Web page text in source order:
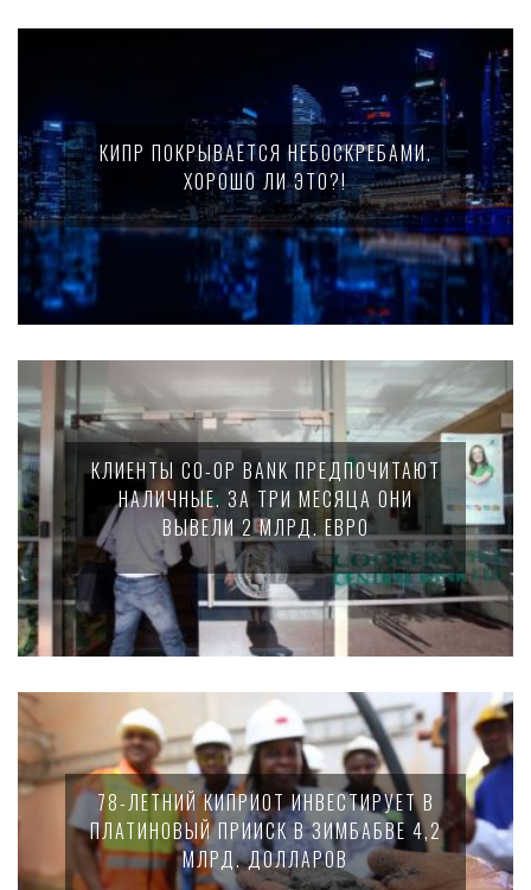
КИПР ПОКРЫВАЕТСЯ НЕБОСКРЕБАМИ.
ХОРОШО ЛИ ЭТО?!
КЛИЕНТЫ CO-OP BANK ПРЕДПОЧИТАЮТ
НАЛИЧНЫЕ. ЗА ТРИ МЕСЯЦА ОНИ
ВЫВЕЛИ 2 МЛРД. ЕВРО
78-ЛЕТНИЙ КИПРИОТ ИНВЕСТИРУЕТ В
ПЛАТИНОВЫЙ ПРИИСК В ЗИМБАБВЕ 4,2
МЛРД. ДОЛЛАРОВ